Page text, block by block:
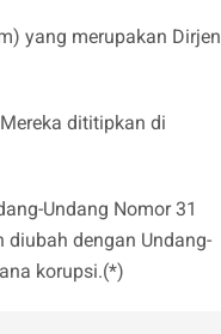
yang merupakan Dirjen
dititipkan di
Undang Nomor 31
dengan Undang-
korupsi.(*)